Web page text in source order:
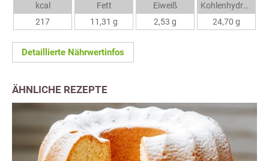
kcal
217
Fett
11,31 g
Eiweiß
2,53 g
Kohlenhydrate
24,70 g
Detaillierte Nährwertinfos
ÄHNLICHE REZEPTE